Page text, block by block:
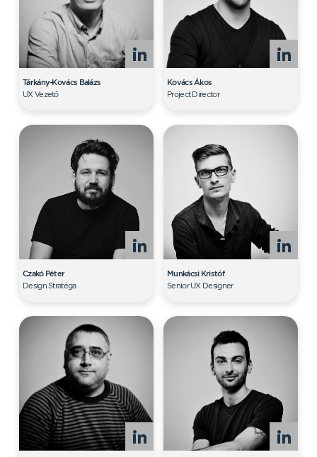
Tárkány-Kovács Balázs
UX Vezető
Kovács Ákos
Project Director
Czakó Péter
Design Stratéga
Munkácsi Kristóf
Senior UX Designer